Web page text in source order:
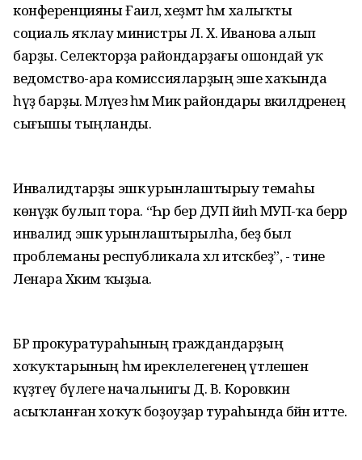
конференцияны Ғаилә, хеҙмәт һәм халыҡты
социаль яҡлау министры Л. Х. Иванова алып
барҙы. Селекторҙа райондарҙағы ошондай уҡ
ведомство-ара комиссияларҙың эше хаҡында
һүҙ барҙы. Мәләүез һәм Миәкә райондары вәкилдәренең
сығышы тыңланды.
Инвалидтарҙы эшкә урынлаштырыу темаһы
көнүҙәк булып тора. “Һәр бер ДУП йәиһә МУП-ҡа берәр
инвалид эшкә урынлаштырылһа, беҙ был
проблеманы республикала хәл итәсәкбеҙ”, - тине
Ленара Хәким ҡыҙыa.
БР прокуратураһының граждандарҙың
хоҡуҡтарының һәм иреклелегенең үтәлешен
күҙәтеү бүлеге начальнигы Д. В. Коровкин
асыҡланған хоҡуҡ боҙоуҙар тураһында бәйән итте.